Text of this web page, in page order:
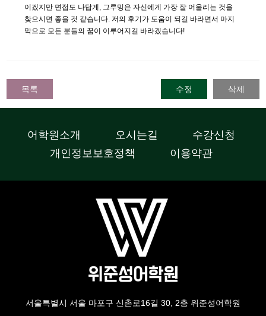
이겠지만 면접도 나답게, 그루밍은 자신에게 가장 잘 어울리는 것을
찾으시면 좋을 것 같습니다. 저의 후기가 도움이 되길 바라면서 마지
막으로 모든 분들의 꿈이 이루어지길 바라겠습니다!
목록 삭제
수정
어학원소개 오시는길
수강신청
개인정보보호정책
이용약관
서울특별시 서울 마포구 신촌로16길 30, 2층 위준성어학원